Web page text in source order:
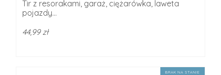
Tir z resorakami, garaż, ciężarówka, laweta
pojazdy...
44,99 zł
BRAK NA STANIE